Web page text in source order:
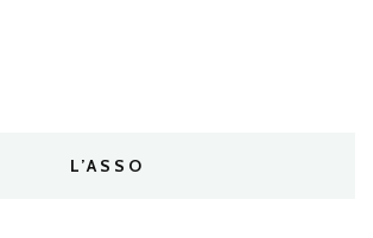
L’ASSO